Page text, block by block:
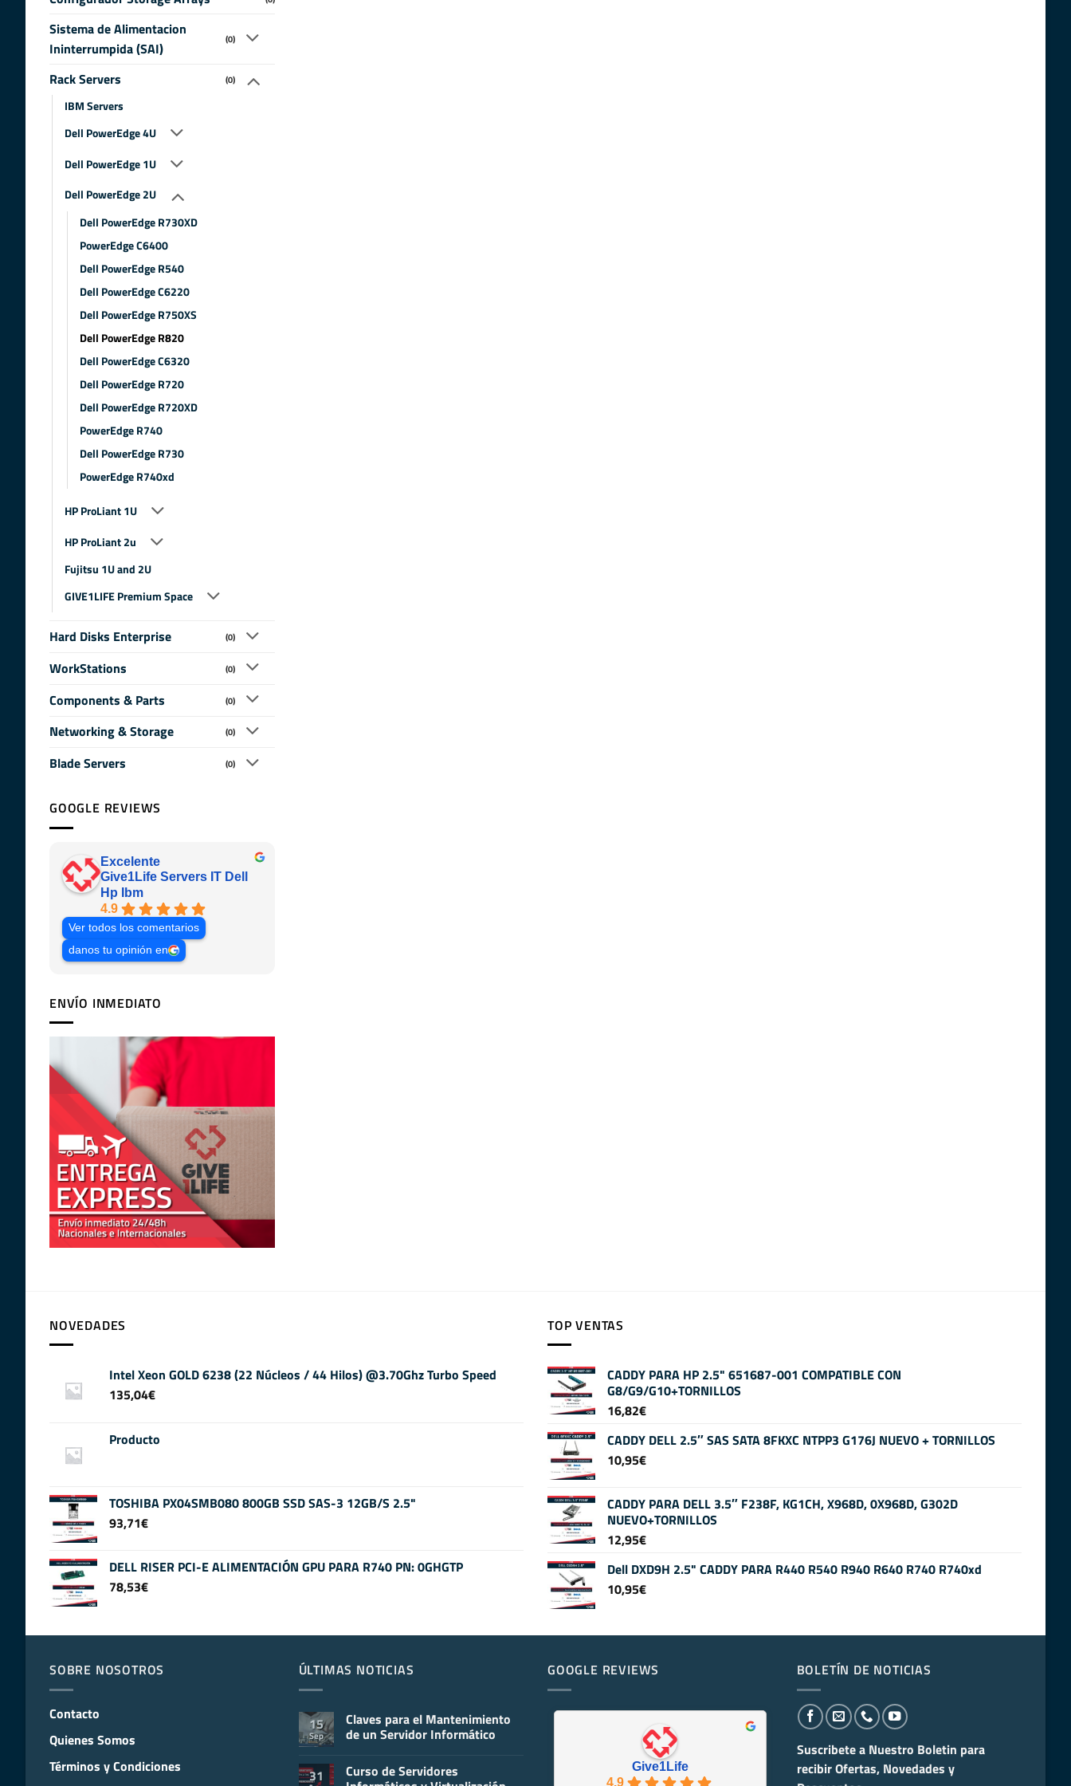
Sistema de Alimentacion
Ininterrumpida (SAI)
(0)
Rack Servers (0)
IBM Servers
Dell PowerEdge 4U
Dell PowerEdge 1U
Dell PowerEdge 2U
Dell PowerEdge R730XD
PowerEdge C6400
Dell PowerEdge R540
Dell PowerEdge C6220
Dell PowerEdge R750XS
Dell PowerEdge R820
Dell PowerEdge C6320
Dell PowerEdge R720
Dell PowerEdge R720XD
PowerEdge R740
Dell PowerEdge R730
PowerEdge R740xd
HP ProLiant 1U
HP ProLiant 2u
Fujitsu 1U and 2U
GIVE1LIFE Premium Space
Hard Disks Enterprise (0)
WorkStations (0)
Components & Parts (0)
Networking & Storage (0)
Blade Servers (0)
GOOGLE REVIEWS
Excelente
Give1Life Servers IT Dell
Hp Ibm
4.9
Ver todos los comentarios
danos tu opinión en
ENVÍO INMEDIATO
NOVEDADES
Intel Xeon GOLD 6238 (22 Núcleos / 44 Hilos) @3.70Ghz Turbo Speed
135,04€
Producto
TOSHIBA PX04SMB080 800GB SSD SAS-3 12GB/S 2.5"
93,71€
DELL RISER PCI-E ALIMENTACIÓN GPU PARA R740 PN: 0GHGTP
78,53€
TOP VENTAS
CADDY PARA HP 2.5" 651687-001 COMPATIBLE CON
G8/G9/G10+TORNILLOS
16,82€
CADDY DELL 2.5″ SAS SATA 8FKXC NTPP3 G176J NUEVO + TORNILLOS
10,95€
CADDY PARA DELL 3.5″ F238F, KG1CH, X968D, 0X968D, G302D
NUEVO+TORNILLOS
12,95€
Dell DXD9H 2.5" CADDY PARA R440 R540 R940 R640 R740 R740xd
10,95€
SOBRE NOSOTROS
Contacto
Quienes Somos
Términos y Condiciones
ÚLTIMAS NOTICIAS
15
Sep
Claves para el Mantenimiento
de un Servidor Informático
comentarios
en
31 Curso de Servidores
GOOGLE REVIEWS
Give1Life
4.9
BOLETÍN DE NOTICIAS
Suscribete a Nuestro Boletin para
recibirOfertas, Novedades y